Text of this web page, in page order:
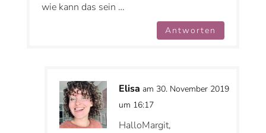
wie kann das sein …
Antworten
Elisa am 30. November 2019
um 16:17
HalloMargit,